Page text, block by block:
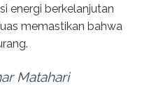
energi berkelanjutan
memastikan bahwa
Matahari